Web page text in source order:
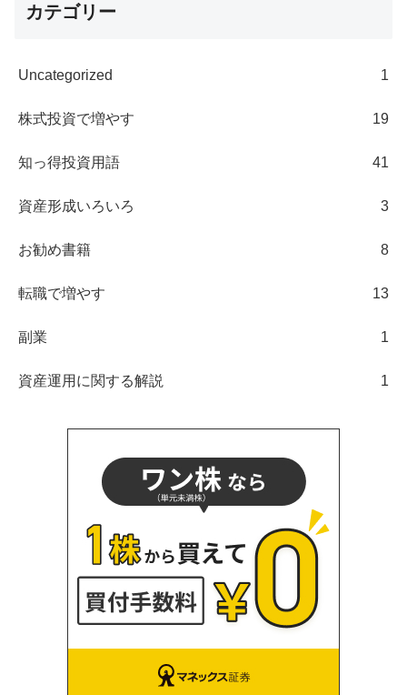
カテゴリー
Uncategorized 1
株式投資で増やす 19
知っ得投資用語 41
資産形成いろいろ 3
お勧め書籍 8
転職で増やす 13
副業 1
資産運用に関する解説 1